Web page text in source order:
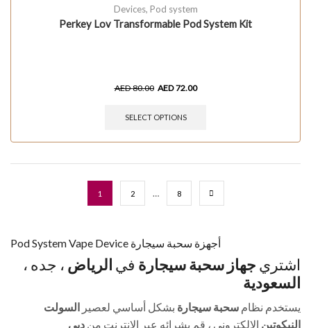
Devices, Pod system
Perkey Lov Transformable Pod System Kit
AED80.00 AED72.00
SELECT OPTIONS
1 2 … 8
Pod System Vape Device أجهزة سحبة سيجارة
اشتري جهاز سحبة سيجارة في الرياض ، جده ،
السعودية
يستخدم نظام سحبة سيجارة بشكل أساسي لعصير السولت
النيكوتين الإلكتروني ، قم بشرائه عبر الإنترنت من دبي